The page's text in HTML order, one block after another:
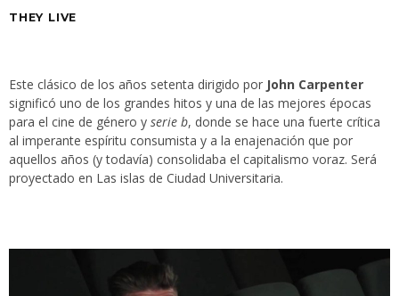
THEY LIVE
Este clásico de los años setenta dirigido por John Carpenter
significó uno de los grandes hitos y una de las mejores épocas
para el cine de género y serie b, donde se hace una fuerte crítica
al imperante espíritu consumista y a la enajenación que por
aquellos años (y todavía) consolidaba el capitalismo voraz. Será
proyectado en Las islas de Ciudad Universitaria.